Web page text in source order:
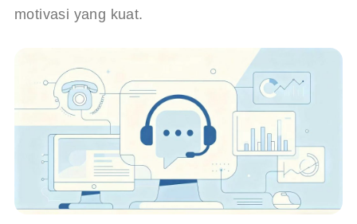
motivasi yang kuat.